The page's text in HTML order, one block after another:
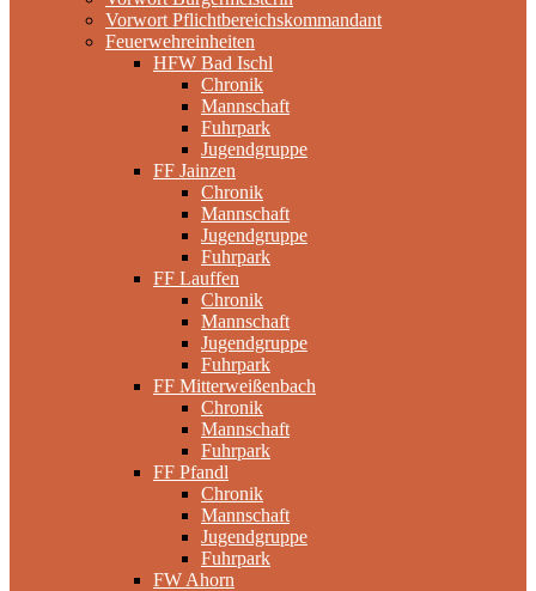
Vorwort Pflichtbereichskommandant
Feuerwehreinheiten
HFW Bad Ischl
Chronik
Mannschaft
Fuhrpark
Jugendgruppe
FF Jainzen
Chronik
Mannschaft
Jugendgruppe
Fuhrpark
FF Lauffen
Chronik
Mannschaft
Jugendgruppe
Fuhrpark
FF Mitterweißenbach
Chronik
Mannschaft
Fuhrpark
FF Pfandl
Chronik
Mannschaft
Jugendgruppe
Fuhrpark
FW Ahorn